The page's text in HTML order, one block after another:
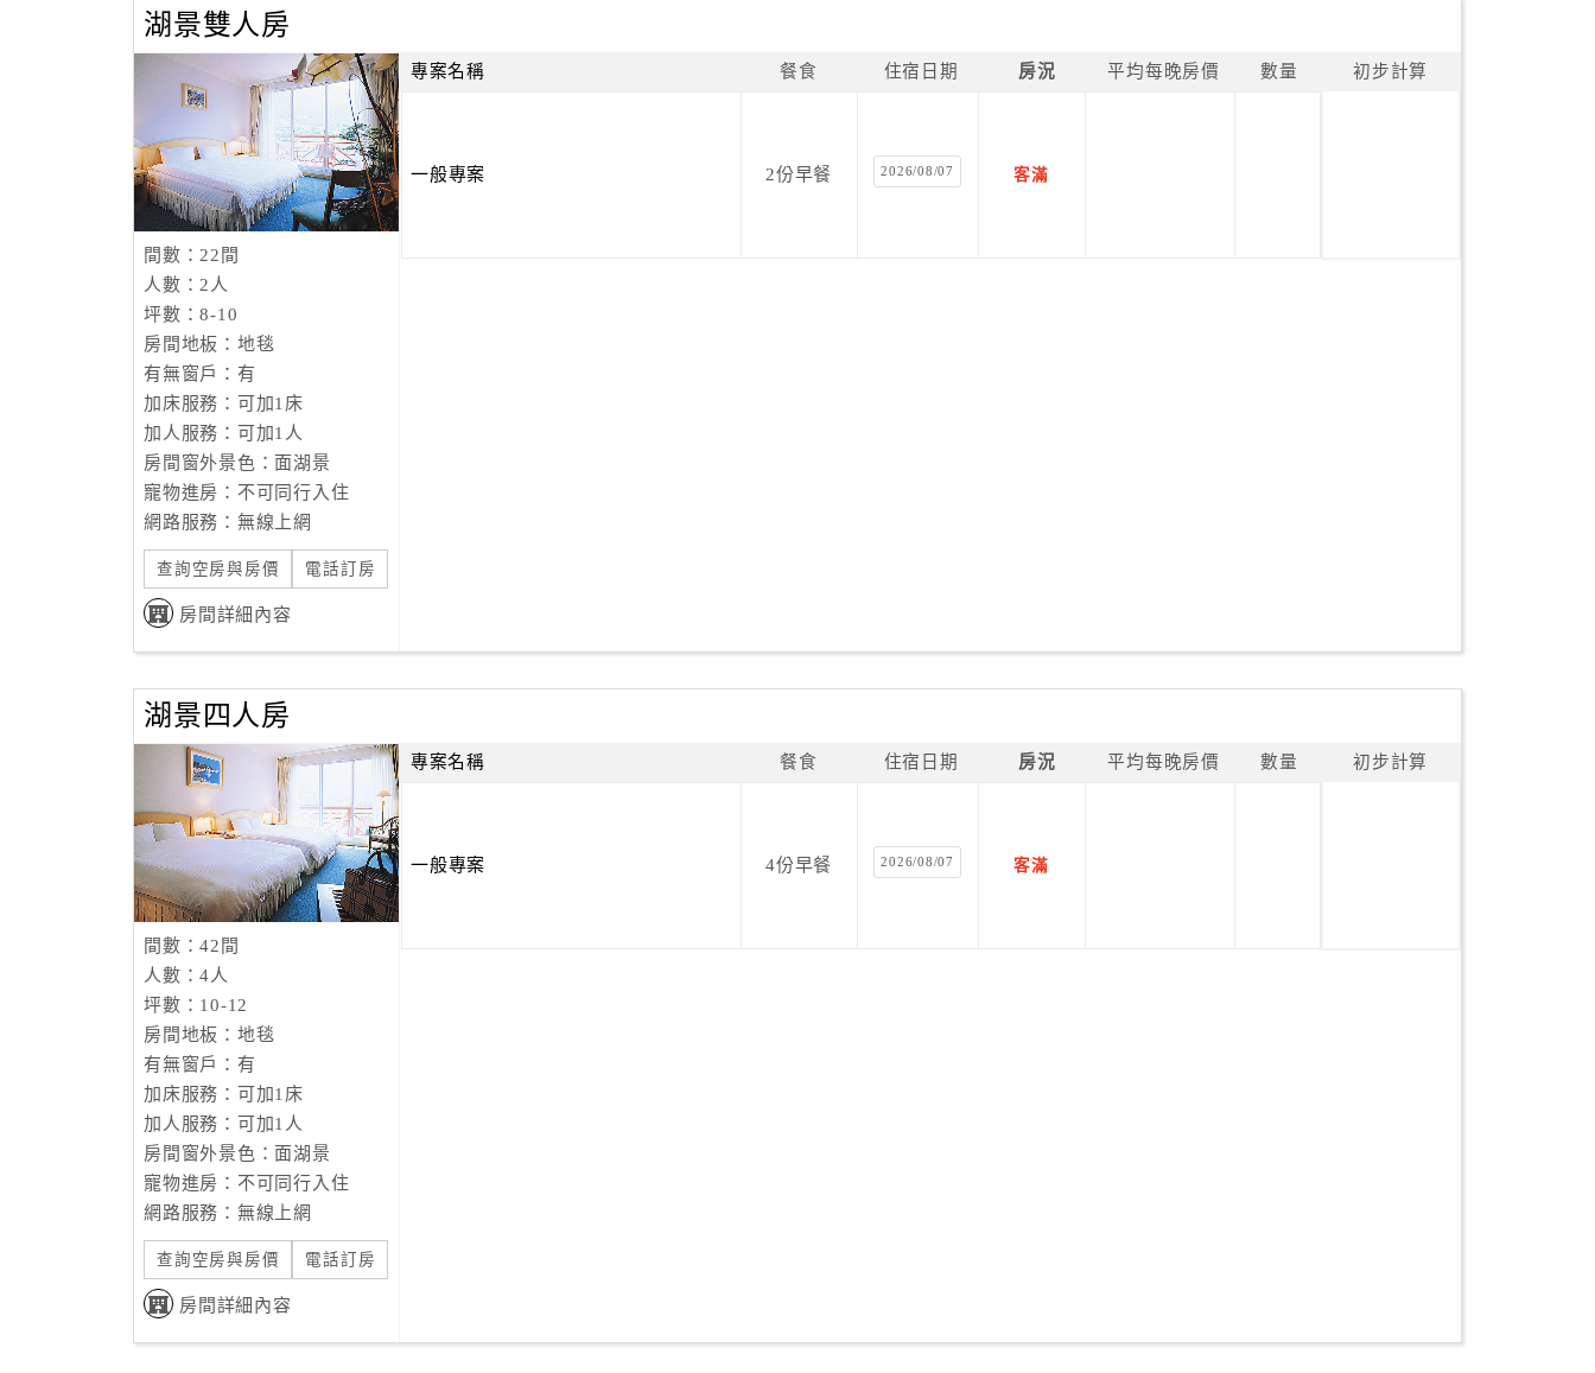
湖景雙人房
間數：22間
人數：2人
坪數：8-10
房間地板：地毯
有無窗戶：有
加床服務：可加1床
加人服務：可加1人
房間窗外景色：面湖景
寵物進房：不可同行入住
網路服務：無線上網
查詢空房與房價 電話訂房
房間詳細內容
專案名稱 餐食 住宿日期 房況 平均每晚房價 數量 初步計算
一般專案 2份早餐 2026/08/07 客滿
湖景四人房
間數：42間
人數：4人
坪數：10-12
房間地板：地毯
有無窗戶：有
加床服務：可加1床
加人服務：可加1人
房間窗外景色：面湖景
寵物進房：不可同行入住
網路服務：無線上網
查詢空房與房價 電話訂房
房間詳細內容
專案名稱 餐食 住宿日期 房況 平均每晚房價 數量 初步計算
一般專案 4份早餐 2026/08/07 客滿